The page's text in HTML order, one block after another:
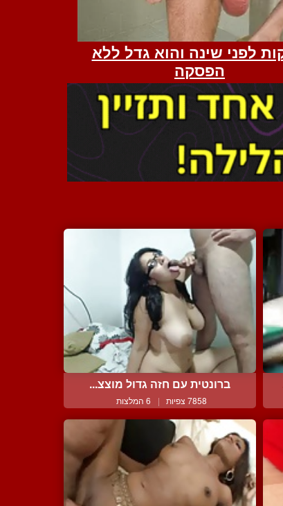
ברונטית עם חזה גדול מוצצ...
7858 צפיות | 6 המלצות